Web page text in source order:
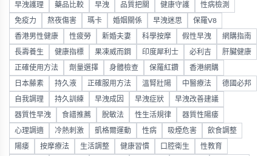
早洩護理 藥品比較 早洩 品質把關 健康守護 性病檢測
免疫力 熬夜傷害 瑪卡 婚姻關係 早洩迷思 保羅V8
香港男性健康 性疲勞 新婚夫妻 科學按摩 假性早洩 網購指南
長壽養生 健康指標 果凍威而鋼 印度犀利士 必利吉 肝臟健康
正確使用方法 劑量選擇 身體檢查 保羅紅鑽 香港網購
日本藤素 持久液 正確服用方法 溫腎壯陽 中醫療法 德國必邦
自我調理 持久訓練 早洩成因 早洩症狀 早洩改善建議
器質性早洩 食譜推薦 脫敏法 性生活規律 器質性陽痿
心理調適 冷熱刺激 凱格爾運動 性病 吸煙危害 飲食調整
陽痿 按摩療法 生活調整 健康習慣 口腔衛生 性教育